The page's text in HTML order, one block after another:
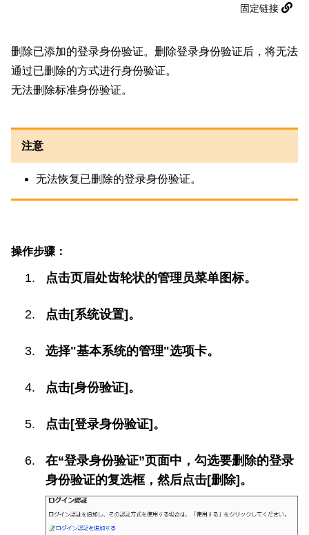
固定链接
删除已添加的登录身份验证。删除登录身份验证后，将无法
通过已删除的方式进行身份验证。
无法删除标准身份验证。
注意
无法恢复已删除的登录身份验证。
操作步骤：
点击页眉处齿轮状的管理员菜单图标。
点击[系统设置]。
选择"基本系统的管理"选项卡。
点击[身份验证]。
点击[登录身份验证]。
在“登录身份验证”页面中，勾选要删除的登录
身份验证的复选框，然后点击[删除]。